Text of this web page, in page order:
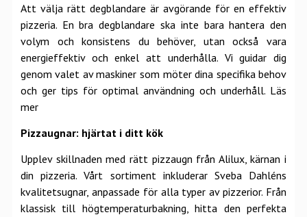
Att välja rätt degblandare är avgörande för en effektiv
pizzeria. En bra degblandare ska inte bara hantera den
volym och konsistens du behöver, utan också vara
energieffektiv och enkel att underhålla. Vi guidar dig
genom valet av maskiner som möter dina specifika behov
och ger tips för optimal användning och underhåll. Läs
mer
Pizzaugnar: hjärtat i ditt kök
Upplev skillnaden med rätt pizzaugn från Alilux, kärnan i
din pizzeria. Vårt sortiment inkluderar Sveba Dahléns
kvalitetsugnar, anpassade för alla typer av pizzerior. Från
klassisk till högtemperaturbakning, hitta den perfekta